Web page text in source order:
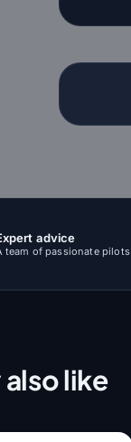
advice
team of passionate pilots
also like